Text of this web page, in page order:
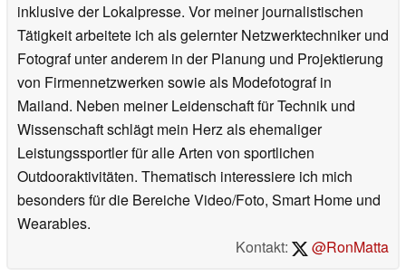
inklusive der Lokalpresse. Vor meiner journalistischen
Tätigkeit arbeitete ich als gelernter Netzwerktechniker und
Fotograf unter anderem in der Planung und Projektierung
von Firmennetzwerken sowie als Modefotograf in
Mailand. Neben meiner Leidenschaft für Technik und
Wissenschaft schlägt mein Herz als ehemaliger
Leistungssportler für alle Arten von sportlichen
Outdooraktivitäten. Thematisch interessiere ich mich
besonders für die Bereiche Video/Foto, Smart Home und
Wearables.
Kontakt:
@RonMatta